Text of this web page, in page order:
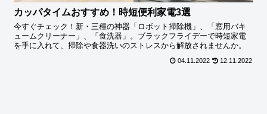
カッパタイムおすすめ！時短便利家電3選
今すぐチェック！新・三種の神器「ロボット掃除機」、「窓用バキ
ュームクリーナー」、「食洗器」。ブラックフライデーで時短家電
を手に入れて、掃除や食器洗いのストレスから解放されませんか。
04.11.2022 12.11.2022